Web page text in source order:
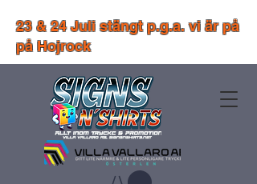
23 & 24 Juli stängt p.g.a. vi är på
på Hojrock